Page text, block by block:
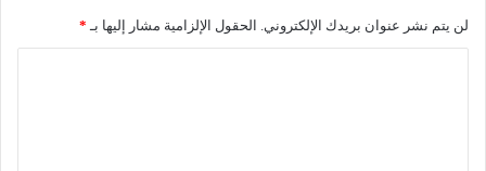
لن يتم نشر عنوان بريدك الإلكتروني. الحقول الإلزامية مشار إليها بـ *